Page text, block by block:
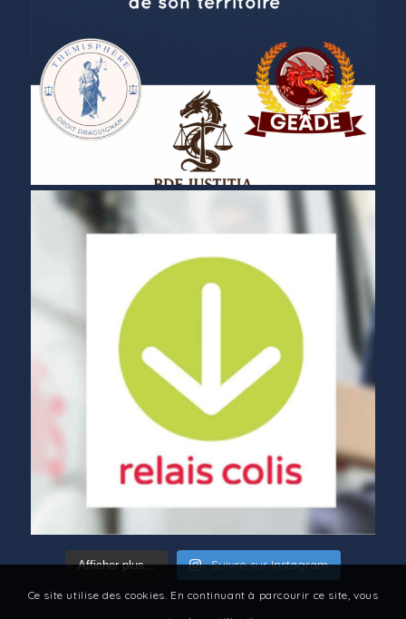
Afficher plus... Suivre sur Instagram
Ce site utilise des cookies. En continuant à parcourir ce site, vous